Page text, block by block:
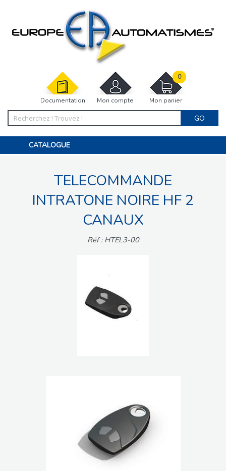
Documentation Mon compte Mon panier
0
GO
CATALOGUE
MOTORISATIONS
ACCESSOIRES ET ELECTRONIQUES
INTERPHONES VISIOPHONES
TELECOMMANDE
INTRATONE NOIRE HF 2
CANAUX
Réf : HTEL3-00